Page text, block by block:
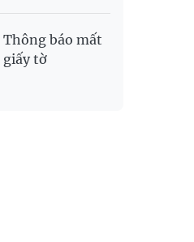
Thông báo mất
giấy tờ